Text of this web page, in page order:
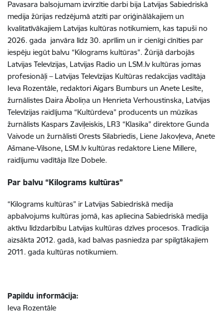
Pavasara balsojumam izvirzītie darbi bija Latvijas Sabiedriskā
medija žūrijas redzējumā atzīti par oriģinālākajiem un
kvalitatīvākajiem Latvijas kultūras notikumiem, kas tapuši no
2026. gada janvāra līdz 30. aprīlim un ir cienīgi cīnīties par
iespēju iegūt balvu “Kilograms kultūras”. Žūrijā darbojās
Latvijas Televīzijas, Latvijas Radio un LSM.lv kultūras jomas
profesionāļi – Latvijas Televīzijas Kultūras redakcijas vadītāja
Ieva Rozentāle, redaktori Aigars Bumburs un Anete Lesīte,
žurnālistes Daira Āboliņa un Henrieta Verhoustinska, Latvijas
Televīzijas raidījuma “Kultūrdeva” producents un mūzikas
žurnālists Kaspars Zaviļeiskis, LR3 “Klasika” direktore Gunda
Vaivode un žurnālisti Orests Silabriedis, Liene Jakovļeva, Anete
Ašmane-Vilsone, LSM.lv kultūras redaktore Liene Millere,
raidījumu vadītāja Ilze Dobele.
Par balvu “Kilograms kultūras”
“Kilograms kultūras” ir Latvijas Sabiedriskā medija
apbalvojums kultūras jomā, kas apliecina Sabiedriskā medija
aktīvu līdzdarbību Latvijas kultūras dzīves procesos. Tradīcija
aizsākta 2012. gadā, kad balvas pasniedza par spilgtākajiem
2011. gada kultūras notikumiem.
Papildu informācija:
Ieva Rozentāle